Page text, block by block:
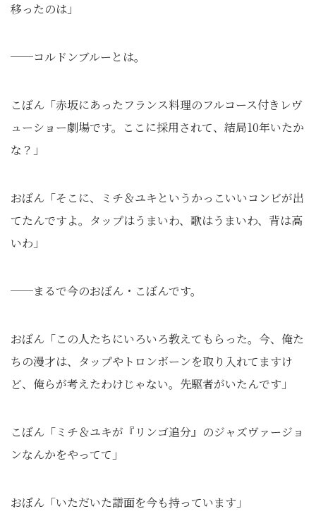
移ったのは」
──コルドンブルーとは。
こぼん「赤坂にあったフランス料理のフルコース付きレヴ
ューショー劇場です。ここに採用されて、結局10年いたか
な？」
おぼん「そこに、ミチ＆ユキというかっこいいコンビが出
てたんですよ。タップはうまいわ、歌はうまいわ、背は高
いわ」
──まるで今のおぼん・こぼんです。
おぼん「この人たちにいろいろ教えてもらった。今、俺た
ちの漫才は、タップやトロンボーンを取り入れてますけ
ど、俺らが考えたわけじゃない。先駆者がいたんです」
こぼん「ミチ＆ユキが『リンゴ追分』のジャズヴァージョ
ンなんかをやってて」
おぼん「いただいた譜面を今も持っています」